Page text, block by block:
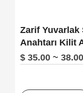
Zarif Yuvarlak
Anahtarı Kilit
$ 35.00 ~ 38.00